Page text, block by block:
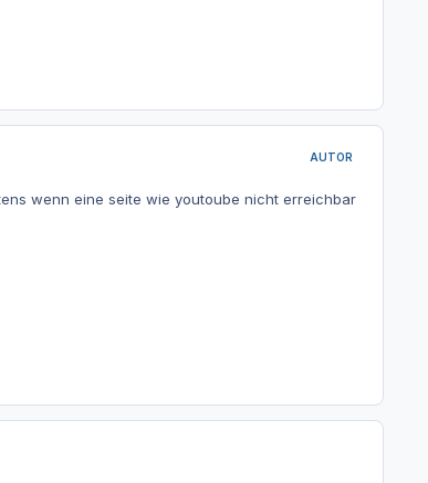
AUTOR
wenn eine seite wie youtoube nicht erreichbar